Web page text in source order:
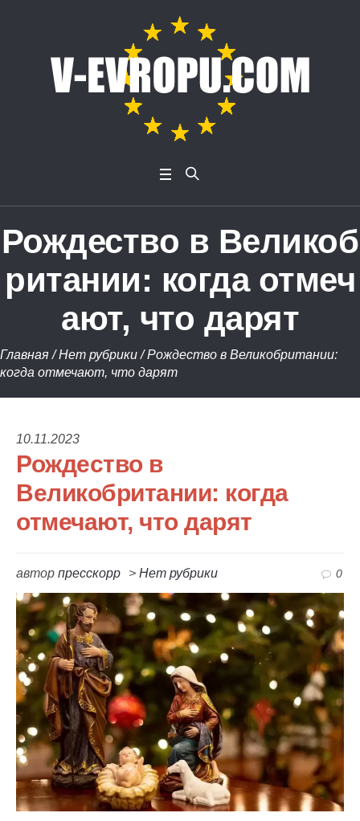
Рождество в Великоб
ритании: когда отмеч
ают, что дарят
Главная /Нет рубрики /Рождество в Великобритании:
когда отмечают, что дарят
10.11.2023
Рождество в
Великобритании: когда
отмечают, что дарят
автор пресскорр > Нет рубрики 0